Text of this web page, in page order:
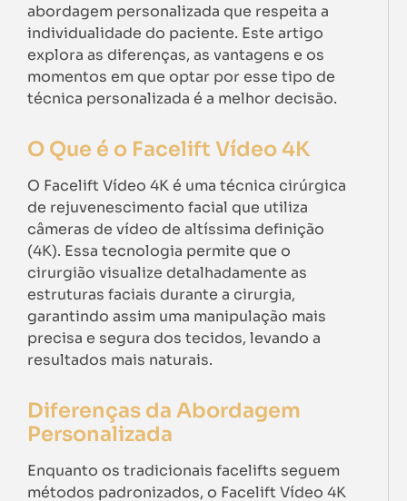
abordagem personalizada que respeita a
individualidade do paciente. Este artigo
explora as diferenças, as vantagens e os
momentos em que optar por esse tipo de
técnica personalizada é a melhor decisão.
O Que é o Facelift Vídeo 4K
O Facelift Vídeo 4K é uma técnica cirúrgica
de rejuvenescimento facial que utiliza
câmeras de vídeo de altíssima definição
(4K). Essa tecnologia permite que o
cirurgião visualize detalhadamente as
estruturas faciais durante a cirurgia,
garantindo assim uma manipulação mais
precisa e segura dos tecidos, levando a
resultados mais naturais.
Diferenças da Abordagem
Personalizada
Enquanto os tradicionais facelifts seguem
métodos padronizados, o Facelift Vídeo 4K